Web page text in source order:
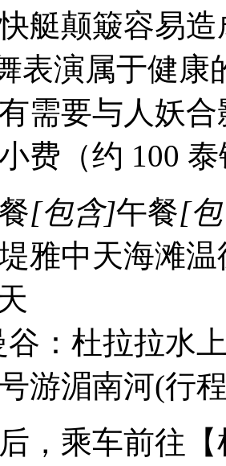
艇颠簸容易
表演属于健
需要与人妖
费（约 100
[包含]午餐[
雅中天海滩
：杜拉拉水
游湄南河(行
，乘车前往